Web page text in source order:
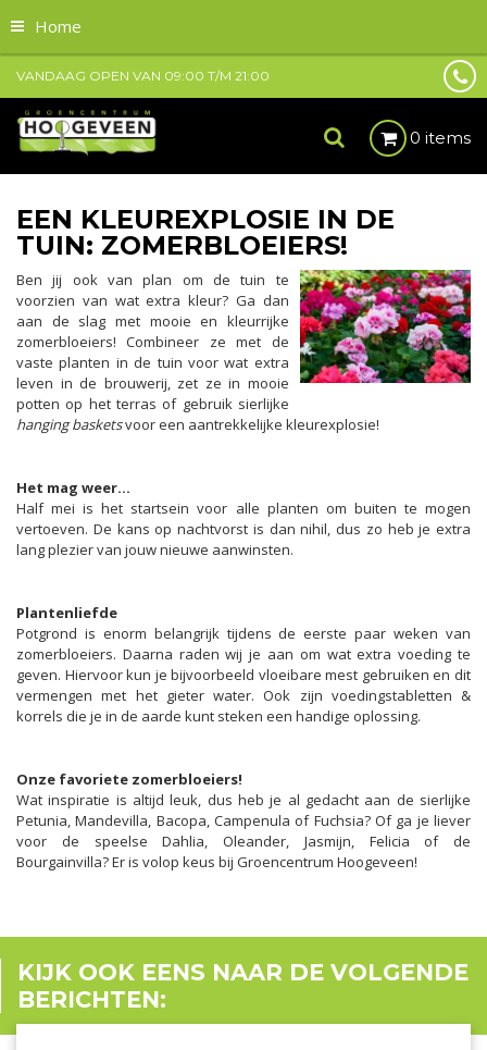
Home
VANDAAG OPEN VAN 09:00 T/M 21:00
0 items
EEN KLEUREXPLOSIE IN DE
TUIN: ZOMERBLOEIERS!
Ben jij ook van plan om de tuin te
voorzien van wat extra kleur? Ga dan
aan de slag met mooie en kleurrijke
zomerbloeiers! Combineer ze met de
vaste planten in de tuin voor wat extra
leven in de brouwerij, zet ze in mooie
potten op het terras of gebruik sierlijke
hanging basketsvoor een aantrekkelijke kleurexplosie!
Het mag weer…
Half mei is het startsein voor alle planten om buiten te mogen
vertoeven. De kans op nachtvorst is dan nihil, dus zo heb je extra
lang plezier van jouw nieuwe aanwinsten.
Plantenliefde
Potgrond is enorm belangrijk tijdens de eerste paar weken van
zomerbloeiers. Daarna raden wij je aan om wat extra voeding te
geven. Hiervoor kun je bijvoorbeeld vloeibare mest gebruiken en dit
vermengen met het gieter water. Ook zijn voedingstabletten &
korrels die je in de aarde kunt steken een handige oplossing.
Onze favoriete zomerbloeiers!
Wat inspiratie is altijd leuk, dus heb je al gedacht aan de sierlijke
Petunia, Mandevilla, Bacopa, Campenula of Fuchsia? Of ga je liever
voor de speelse Dahlia, Oleander, Jasmijn, Felicia of de
Bourgainvilla? Er is volop keus bij Groencentrum Hoogeveen!
KIJK OOK EENS NAAR DE VOLGENDE
BERICHTEN: